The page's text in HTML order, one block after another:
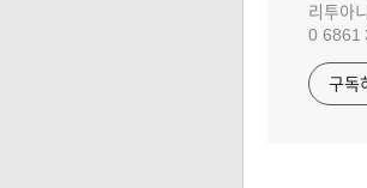
리투아
0 6861
구독